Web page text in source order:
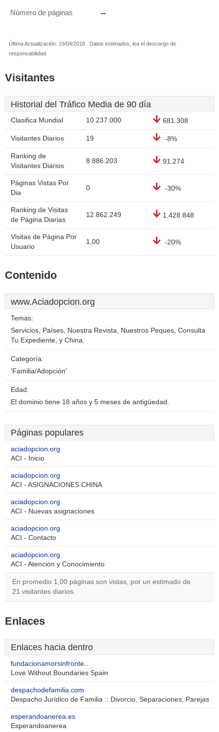
Número de páginas --
Última Actualización: 19/04/2018 . Datos estimados, lea el descargo de
responsabilidad.
Visitantes
Historial del Tráfico Media de 90 día
Clasifica Mundial 10.237.000 681.308
Visitantes Diarios 19 -8%
Ranking de
Visitantes Diarios
8.886.203 91.274
Páginas Vistas Por
Dia
0 -30%
Ranking de Visitas
de Página Diarias
12.862.249 1.428.848
Visitas de Página Por
Usuario
1,00 -20%
Contenido
www.Aciadopcion.org
Temas:
Servicios, Países, Nuestra Revista, Nuestros Peques, Consulta
Tu Expediente, y China.
Categoría:
'Familia/Adopción'
Edad:
El dominio tiene 18 años y 5 meses de antigüedad.
Páginas populares
aciadopcion.org
ACI - Inicio
aciadopcion.org
ACI - ASIGNACIONES CHINA
aciadopcion.org
ACI - Nuevas asignaciones
aciadopcion.org
ACI - Contacto
aciadopcion.org
ACI - Atención y Conocimiento
En promedio 1,00 páginas son vistas, por un estimado de
21 visitantes diarios.
Enlaces
Enlaces hacia dentro
fundacionamorsinfronte..
Love Without Boundaries Spain
despachodefamilia.com
Despacho Jurídico de Familia :: Divorcio, Separaciones, Parejas
esperandoanerea.es
Esperandoanerea